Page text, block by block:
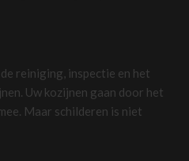
reiniging, inspectie en het
Uw kozijnen gaan door het
Maar schilderen is niet